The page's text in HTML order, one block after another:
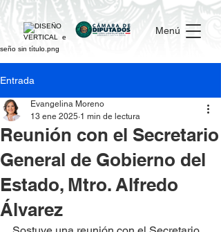
Menú
Entrada
Reunión con el Secretario
General de Gobierno del
Estado, Mtro. Alfredo
Álvarez
Evangelina Moreno
13 ene 2025 1 min de lectura